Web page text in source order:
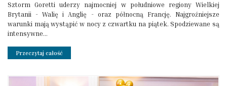
Sztorm Goretti uderzy najmocniej w południowe regiony Wielkiej
Brytanii - Walię i Anglię - oraz północną Francję. Najgroźniejsze
warunki mają wystąpić w nocy z czwartku na piątek. Spodziewane są
intensywne...
Przeczytaj całość